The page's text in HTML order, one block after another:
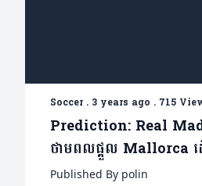
Soccer. 3 years ago . 715
Prediction: Real
ថាមពលផ្តួល Mallorca
តារាងបានទេ?
Published By polin